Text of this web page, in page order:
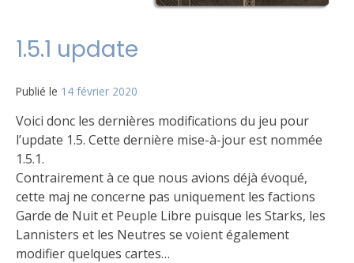
1.5.1 update
Publié le 14 février 2020
Voici donc les dernières modifications du jeu pour
l’update 1.5. Cette dernière mise-à-jour est nommée
1.5.1.
Contrairement à ce que nous avions déjà évoqué,
cette maj ne concerne pas uniquement les factions
Garde de Nuit et Peuple Libre puisque les Starks, les
Lannisters et les Neutres se voient également
modifier quelques cartes…